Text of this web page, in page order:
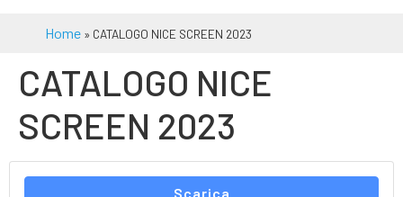
Home » CATALOGO NICE SCREEN 2023
CATALOGO NICE
SCREEN 2023
Scarica